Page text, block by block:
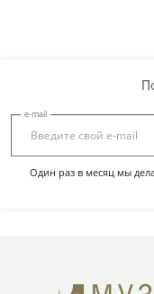
e-mail
Один раз в месяц мы